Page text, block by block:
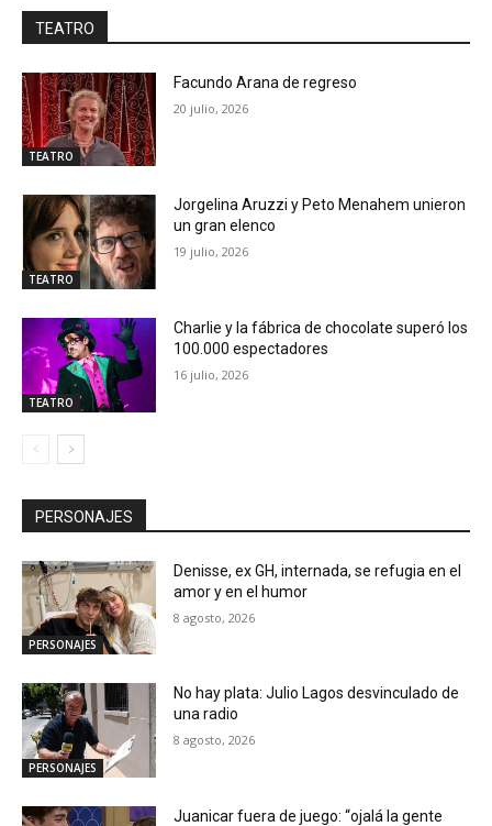
TEATRO
TEATRO
Facundo Arana de regreso
20 julio, 2026
TEATRO
Jorgelina Aruzzi y Peto Menahem unieron
un gran elenco
19 julio, 2026
TEATRO
Charlie y la fábrica de chocolate superó los
100.000 espectadores
16 julio, 2026
PERSONAJES
PERSONAJES
Denisse, ex GH, internada, se refugia en el
amor y en el humor
8 agosto, 2026
PERSONAJES
No hay plata: Julio Lagos desvinculado de
una radio
8 agosto, 2026
Juanicar fuera de juego: “ojalá la gente